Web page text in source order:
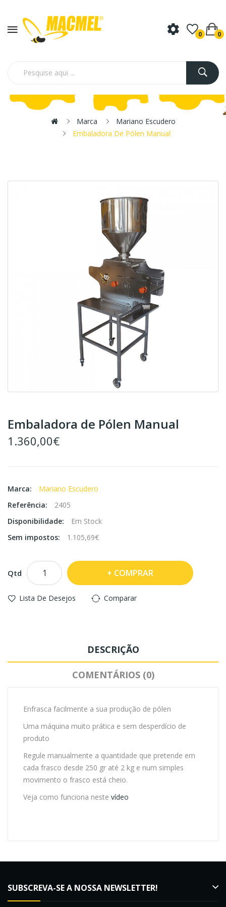
0 0
Marca
Mariano Escudero
Embaladora De Pólen Manual
Embaladora de Pólen Manual
1.360,00€
Marca:
Mariano Escudero
Referência:
2405
Disponibilidade:
Em Stock
Sem impostos:
1.105,69€
Qtd COMPRAR
Lista De Desejos Comparar
DESCRIÇÃO
COMENTÁRIOS (0)
Enfrasca facilmente a sua produção de pólen
Uma máquina muito prática e sem desperdício de
produto
Regule manualmente a quantidade que pretende em
cada frasco desde 250 gr até 2 kg e num simples
movimento o frasco está cheio.
Veja como funciona neste vídeo
SUBSCREVA-SE A NOSSA NEWSLETTER!